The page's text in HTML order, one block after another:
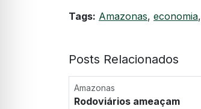
Tags: Amazonas, economia,
Posts Relacionados
Amazonas
Rodoviários ameaçam